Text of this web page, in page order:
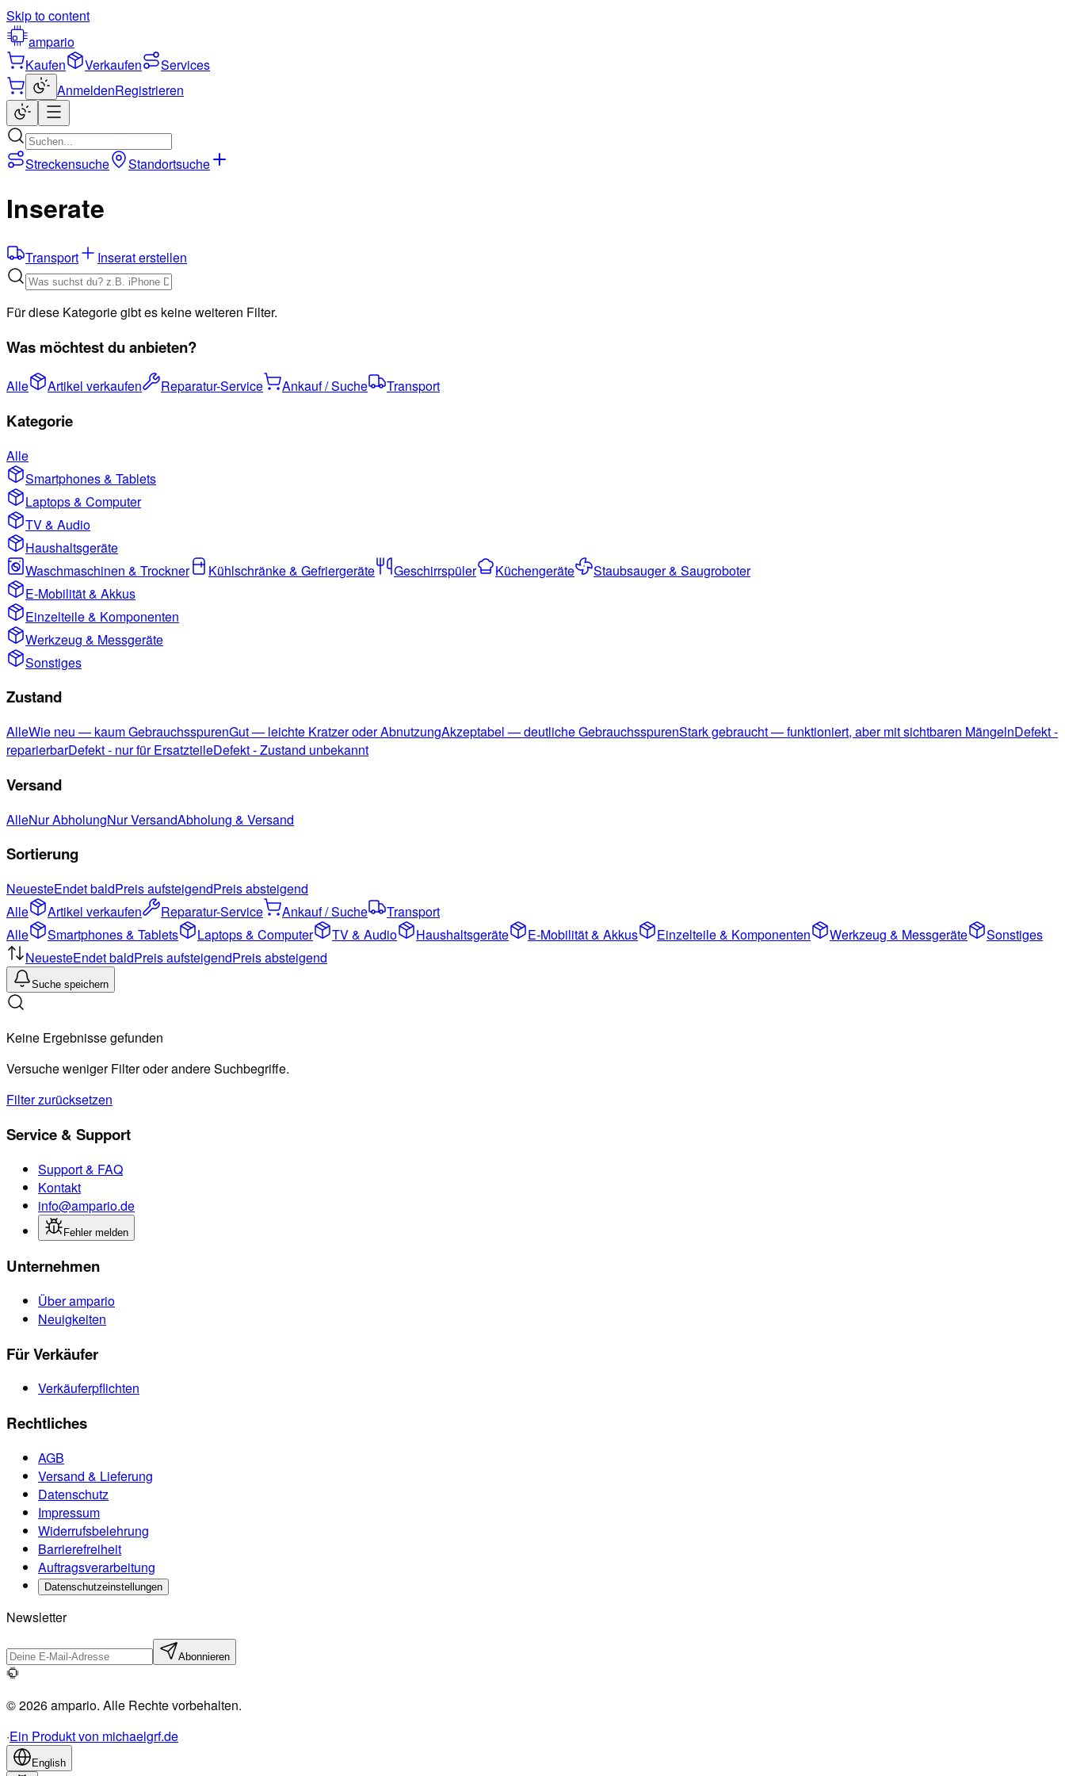
Skip to content
ampario
Kaufen
Verkaufen
Services
AnmeldenRegistrieren
Streckensuche Standortsuche
Inserate
Transport Inserat erstellen
Für diese Kategorie gibt es keine weiteren Filter.
Was möchtest du anbieten?
Alle Artikel verkaufen Reparatur-Service Ankauf / Suche Transport
Kategorie
Alle
Smartphones & Tablets
Laptops & Computer
TV & Audio
Haushaltsgeräte
Waschmaschinen & Trockner
Kühlschränke & Gefriergeräte Geschirrspüler Küchengeräte
Staubsauger & Saugroboter
E-Mobilität & Akkus
Einzelteile & Komponenten
Werkzeug & Messgeräte
Sonstiges
Zustand
AlleWie neu — kaum GebrauchsspurenGut — leichte Kratzer oder AbnutzungAkzeptabel — deutliche GebrauchsspurenStark gebraucht — funktioniert, aber mit sichtbaren MängelnDefekt -
reparierbarDefekt - nur für ErsatzteileDefekt - Zustand unbekannt
Versand
AlleNur AbholungNur VersandAbholung & Versand
Sortierung
NeuesteEndet baldPreis aufsteigendPreis absteigend
Alle
Artikel verkaufen Reparatur-Service Ankauf / Suche
Transport
Alle
Smartphones & Tablets Laptops & Computer TV & Audio Haushaltsgeräte E-Mobilität & Akkus Einzelteile & Komponenten Werkzeug & Messgeräte
Sonstiges
NeuesteEndet baldPreis aufsteigendPreis absteigend
Suche speichern
Keine Ergebnisse gefunden
Versuche weniger Filter oder andere Suchbegriffe.
Filter zurücksetzen
Service & Support
Support & FAQ
Kontakt
info@ampario.de
Fehler melden
Unternehmen
Über ampario
Neuigkeiten
Für Verkäufer
Verkäuferpflichten
Rechtliches
AGB
Versand & Lieferung
Datenschutz
Impressum
Widerrufsbelehrung
Barrierefreiheit
Auftragsverarbeitung
Datenschutzeinstellungen
Newsletter
Abonnieren
© 2026 ampario. Alle Rechte vorbehalten.
·Ein Produkt von michaelgrf.de
English